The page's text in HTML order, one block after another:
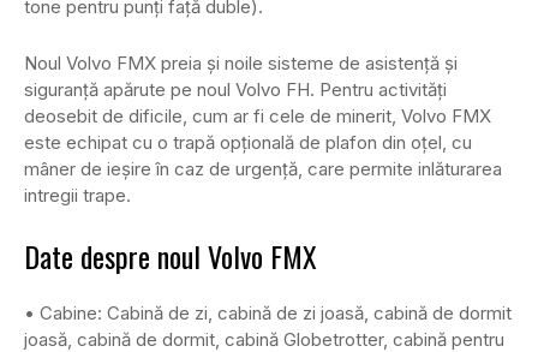
tone pentru punți față duble).
Noul Volvo FMX preia și noile sisteme de asistență și
siguranță apărute pe noul Volvo FH. Pentru activități
deosebit de dificile, cum ar fi cele de minerit, Volvo FMX
este echipat cu o trapă opțională de plafon din oțel, cu
mâner de ieșire în caz de urgență, care permite inlăturarea
intregii trape.
Date despre noul Volvo FMX
• Cabine: Cabină de zi, cabină de zi joasă, cabină de dormit
joasă, cabină de dormit, cabină Globetrotter, cabină pentru